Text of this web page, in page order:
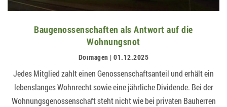
Baugenossenschaften als Antwort auf die
Wohnungsnot
Dormagen | 01.12.2025
Jedes Mitglied zahlt einen Genossenschaftsanteil und erhält ein
lebenslanges Wohnrecht sowie eine jährliche Dividende. Bei der
Wohnungsgenossenschaft steht nicht wie bei privaten Bauherren